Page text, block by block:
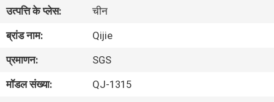
हमारे
बारे
उत्पत्ति के प्लेस:
चीन
ब्रांड नाम:
Qijie
प्रमाणन:
SGS
मॉडल संख्या:
QJ-1315